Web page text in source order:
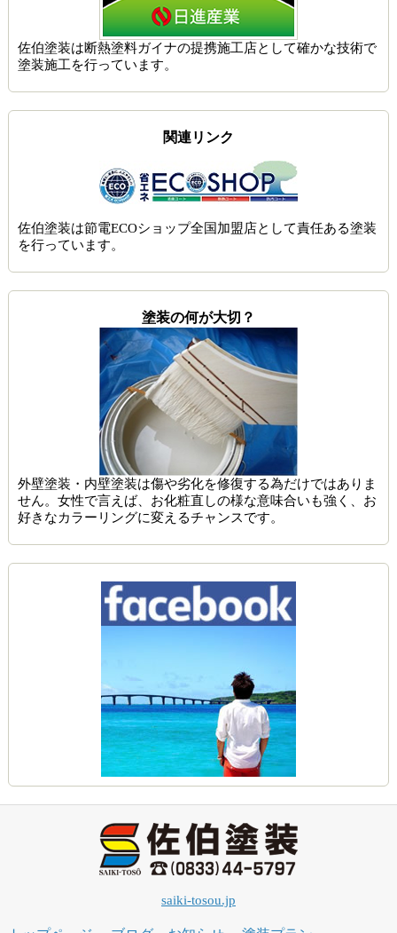
佐伯塗装は断熱塗料ガイナの提携施工店として確かな技術で
塗装施工を行っています。
関連リンク
佐伯塗装は節電ECOショップ全国加盟店として責任ある塗装
を行っています。
塗装の何が大切？
外壁塗装・内壁塗装は傷や劣化を修復する為だけではありま
せん。女性で言えば、お化粧直しの様な意味合いも強く、お
好きなカラーリングに変えるチャンスです。
saiki-tosou.jp